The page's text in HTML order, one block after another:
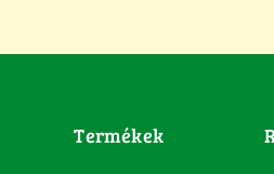
Termékek